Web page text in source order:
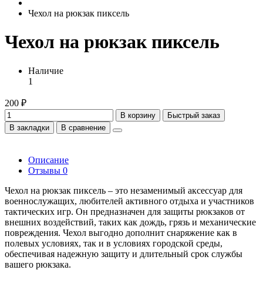
Чехол на рюкзак пиксель
Чехол на рюкзак пиксель
Наличие
1
200 ₽
В корзину
Быстрый заказ
В закладки
В сравнение
Описание
Отзывы 0
Чехол на рюкзак пиксель – это незаменимый аксессуар для
военнослужащих, любителей активного отдыха и участников
тактических игр. Он предназначен для защиты рюкзаков от
внешних воздействий, таких как дождь, грязь и механические
повреждения. Чехол выгодно дополнит снаряжение как в
полевых условиях, так и в условиях городской среды,
обеспечивая надежную защиту и длительный срок службы
вашего рюкзака.